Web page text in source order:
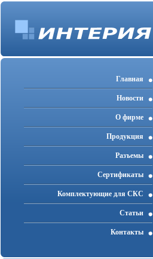
Главная
Новости
О фирме
Продукция
Разъемы
Cертификаты
Комплектующие для СКС
Статьи
Контакты